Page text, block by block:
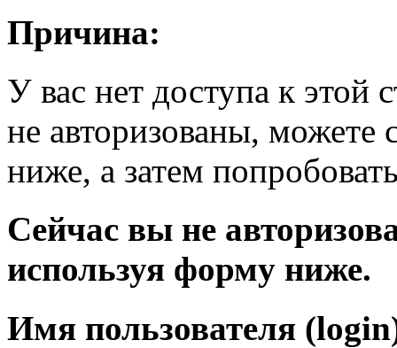
Причина:
У вас нет доступа к
не авторизованы, можете
ниже, а затем
Сейчас вы не
используя форму ниже.
Имя пользователя